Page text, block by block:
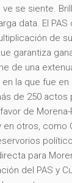
ve se siente.
data. El PAS
de
garantiza
de una
la que fue en
de 250 actos
de
en otros, como
para
del PAS y